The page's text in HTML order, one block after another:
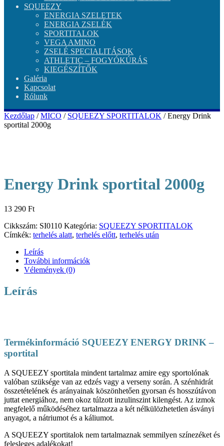
SQUEEZY
ENERGIA SZELETEK
ENERGIA ZSELÉK
SPORTITALOK
VEGA AMINO
ZSELÉ SPECIALITÁSOK
ATHLETIC – FOGYÓKÚRÁS
KIEGÉSZÍTŐK
Galéria
Kapcsolat
Rólunk
Kezdőlap /MICO / SQUEEZY SPORTITALOK / Energy Drink
sportital 2000g
Energy Drink sportital 2000g
13 290 Ft
Cikkszám: SI0110 Kategória: SQUEEZY SPORTITALOK
Címkék: terhelés alatt, terhelés előtt, terhelés után
Leírás
További információk
Vélemények (0)
Leírás
Termékinformáció SQUEEZY ENERGY DRINK –
sportital
A SQUEEZY sportitala mindent tartalmaz amire egy sportolónak
valóban szüksége van az edzés vagy a verseny során. A szénhidrát
összetételének és arányainak köszönhetően gyorsan és hosszútávon
juttat energiához, nem okoz túlzott inzulinszint kilengést. Az izmok
megfelelő működéséhez tartalmazza a két nélkülözhetetlen ásványi
anyagot, a nátriumot és a káliumot.
A SQUEEZY sportitalok nem tartalmaznak semmilyen színezéket és
felesleges adalékokat!